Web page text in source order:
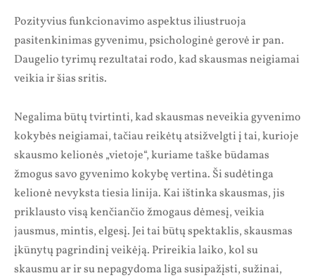
Pozityvius funkcionavimo aspektus iliustruoja
pasitenkinimas gyvenimu, psichologinė gerovė ir pan.
Daugelio tyrimų rezultatai rodo, kad skausmas neigiamai
veikia ir šias sritis.
Negalima būtų tvirtinti, kad skausmas neveikia gyvenimo
kokybės neigiamai, tačiau reikėtų atsižvelgti į tai, kurioje
skausmo kelionės „vietoje“, kuriame taške būdamas
žmogus savo gyvenimo kokybę vertina. Ši sudėtinga
kelionė nevyksta tiesia linija. Kai ištinka skausmas, jis
priklausto visą kenčiančio žmogaus dėmesį, veikia
jausmus, mintis, elgesį. Jei tai būtų spektaklis, skausmas
įkūnytų pagrindinį veikėją. Prireikia laiko, kol su
skausmu ar ir su nepagydoma liga susipažįsti, sužinai,